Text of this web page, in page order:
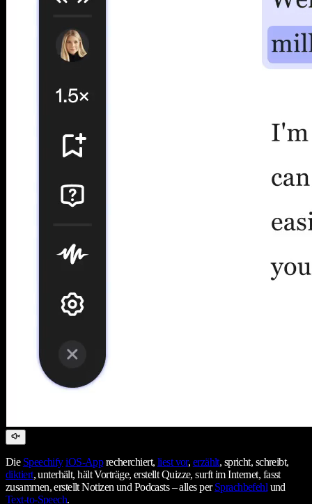
Die Speechify iOS-Apprecherchiert, liest vor, erzählt, spricht, schreibt,
diktiert, unterhält, hält Vorträge, erstellt Quizze, surft im Internet, fasst
zusammen, erstellt Notizen und Podcasts – alles perSprachbefehlund
Text-to-Speech.